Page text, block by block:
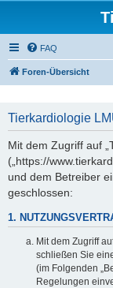
FAQ
Foren-Übersicht
Tierkardiologie
Mit dem Zugriff auf
(„https://
und dem Betreiber
geschlossen:
1.
Mit dem Zugriff
schließen Sie
(im Folgenden
Regelungen